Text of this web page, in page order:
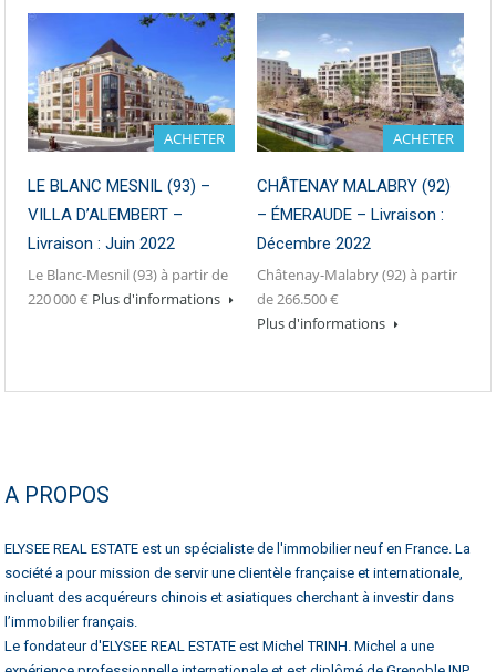
ACHETER
LE BLANC MESNIL (93) –
VILLA D’ALEMBERT –
Livraison : Juin 2022
Le Blanc-Mesnil (93) à partir de
220 000 € Plus d'informations
ACHETER
CHÂTENAY MALABRY (92)
– ÉMERAUDE – Livraison :
Décembre 2022
Châtenay-Malabry (92) à partir
de 266.500 €
Plus d'informations
A PROPOS
ELYSEE REAL ESTATE est un spécialiste de l'immobilier neuf en France. La
société a pour mission de servir une clientèle française et internationale,
incluant des acquéreurs chinois et asiatiques cherchant à investir dans
l’immobilier français.
Le fondateur d'ELYSEE REAL ESTATE est Michel TRINH. Michel a une